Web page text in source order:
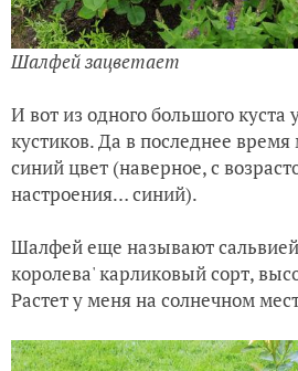
Шалфей зацветает
И вот из одного большого куста
кустиков. Да в последнее
синий цвет (наверное, с
настроения… синий).
Шалфей еще называют
королева' карликовый сорт,
Растет у меня на солнечном